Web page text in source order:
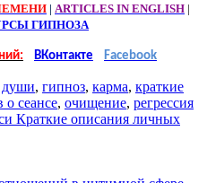
| ARTICLES IN ENGLISH |
ГИПНОЗА
ВКонтакте Facebook
души, гипноз, карма, краткие
о сеансе, очищение, регрессия
Краткие описания личных